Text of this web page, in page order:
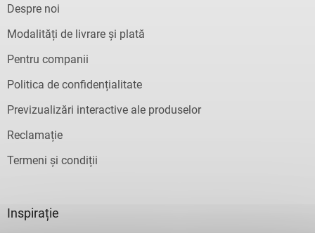
Despre noi
Modalități de livrare și plată
Pentru companii
Politica de confidențialitate
Previzualizări interactive ale produselor
Reclamație
Termeni și condiții
Inspirație